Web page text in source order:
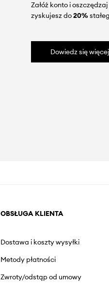
Załóż konto i
zyskujesz do20%
Dowiedz się więcej
OBSŁUGA KLIENTA
Dostawa i koszty wysyłki
Metody płatności
Zwroty/odstąp od umowy